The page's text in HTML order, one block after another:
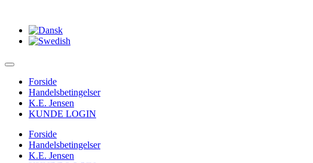
Forside
Handelsbetingelser
K.E. Jensen
KUNDE LOGIN
Forside
Handelsbetingelser
K.E. Jensen